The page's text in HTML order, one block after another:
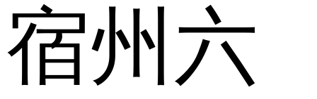
宿州 六